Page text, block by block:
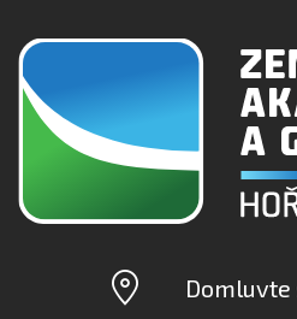
Domluvte